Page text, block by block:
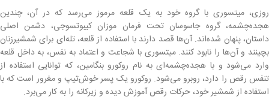
روزی، میتسوری با گروه خود به یک قلعه مرموز می‌رسد که در آن، چندین
هجده‌چشمه، گروه جاسوسان تحت فرمان موزان کیبوتسوجی، دشمن اصلی
داستان، پنهان شده‌اند. آن‌ها قصد دارند با استفاده از قلعه، تله‌ای برای شمشیرزنان
بچینند و آن‌ها را نابود کنند. میتسوری با شجاعت و اعتماد به نفس، به داخل قلعه
وارد می‌شود و با هجده‌چشمه‌ای به نام روکورو بنگامین، که توانایی استفاده از
تنفس رقص را دارد، روبرو می‌شود. روکورو یک پسر خوش‌تیپ و مغرور است که با
استفاده از شمشیر خود، حرکات رقص آموزش دیده و زیرکانه را به کار می‌برد.